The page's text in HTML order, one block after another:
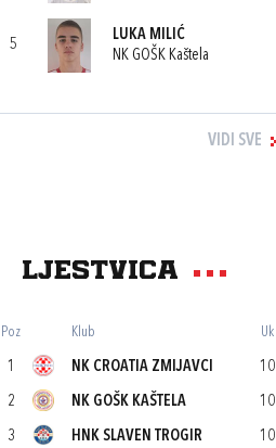
5
LUKA MILIĆ
NK GOŠK Kaštela
VIDI SVE
Ljestvica
Poz Klub Uk
1 NK CROATIA ZMIJAVCI 10
2 NK GOŠK KAŠTELA 10
3 HNK SLAVEN TROGIR 10